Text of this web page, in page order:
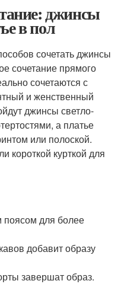
джинсы
в пол
сочетать джинсы
сочетание прямого
сочетаются с
и женственный
джинсы светло-
а платье
или полоской.
короткой курткой для
для более
добавит образу
завершат образ.